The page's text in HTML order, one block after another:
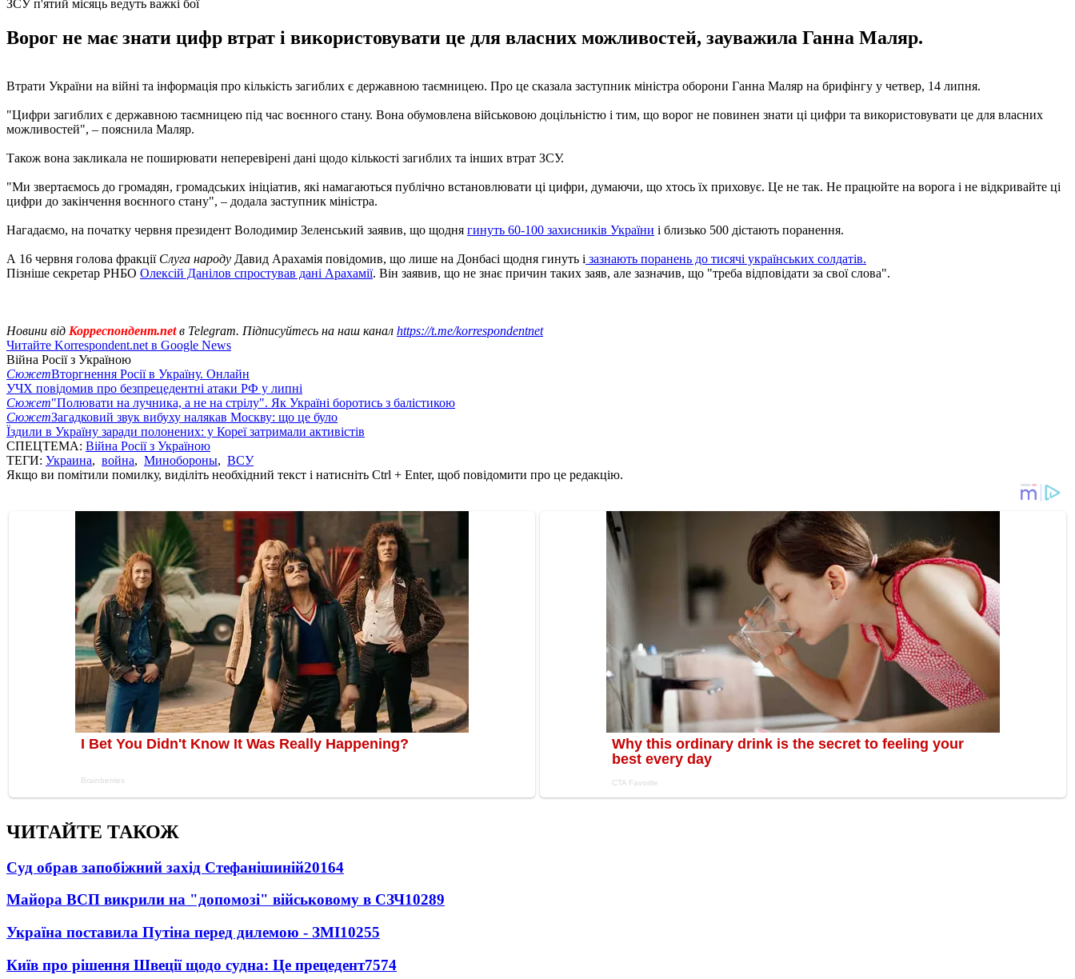
ЗСУ п'ятий місяць ведуть важкі бої
Ворог не має знати цифр втрат і використовувати це для власних можливостей, зауважила Ганна Маляр.
Втрати України на війні та інформація про кількість загиблих є державною таємницею. Про це сказала заступник міністра оборони Ганна Маляр на брифінгу у четвер, 14 липня.
"Цифри загиблих є державною таємницею під час воєнного стану. Вона обумовлена ​​військовою доцільністю і тим, що ворог не повинен знати ці цифри та використовувати це для власних
можливостей", – пояснила Маляр.
Також вона закликала не поширювати неперевірені дані щодо кількості загиблих та інших втрат ЗСУ.
"Ми звертаємось до громадян, громадських ініціатив, які намагаються публічно встановлювати ці цифри, думаючи, що хтось їх приховує. Це не так. Не працюйте на ворога і не відкривайте ці
цифри до закінчення воєнного стану", – додала заступник міністра.
Нагадаємо, на початку червня президент Володимир Зеленський заявив, що щодня гинуть 60-100 захисників України і близько 500 дістають поранення.
А 16 червня голова фракції Слуга народу Давид Арахамія повідомив, що лише на Донбасі щодня гинуть і зазнають поранень до тисячі українських солдатів.
Пізніше секретар РНБО Олексій Данілов спростував дані Арахамії. Він заявив, що не знає причин таких заяв, але зазначив, що "треба відповідати за свої слова".
Новини від Корреспондент.netв Telegram. Підписуйтесь на наш канал https://t.me/korrespondentnet
Читайте Korrespondent.net в Google News
Війна Росії з Україною
СюжетВторгнення Росії в Україну. Онлайн
УЧХ повідомив про безпрецедентні атаки РФ у липні
Сюжет"Полювати на лучника, а не на стрілу". Як Україні боротись з балістикою
СюжетЗагадковий звук вибуху налякав Москву: що це було
Їздили в Україну заради полонених: у Кореї затримали активістів
СПЕЦТЕМА: Війна Росії з Україною
ТЕГИ: Украина, война, Минобороны, ВСУ
Якщо ви помітили помилку, виділіть необхідний текст і натисніть Ctrl + Enter, щоб повідомити про це редакцію.
ЧИТАЙТЕ ТАКОЖ
Суд обрав запобіжний захід Стефанішиній20164
Майора ВСП викрили на "допомозі" військовому в СЗЧ10289
Україна поставила Путіна перед дилемою - ЗМІ10255
Київ про рішення Швеції щодо судна: Це прецедент7574